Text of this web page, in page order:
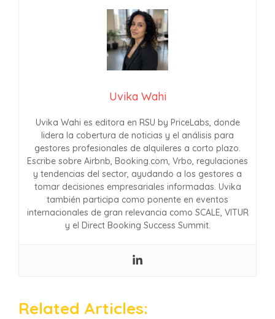
Uvika Wahi
Uvika Wahi es editora en RSU by PriceLabs, donde
lidera la cobertura de noticias y el análisis para
gestores profesionales de alquileres a corto plazo.
Escribe sobre Airbnb, Booking.com, Vrbo, regulaciones
y tendencias del sector, ayudando a los gestores a
tomar decisiones empresariales informadas. Uvika
también participa como ponente en eventos
internacionales de gran relevancia como SCALE, VITUR
y el Direct Booking Success Summit.
Related Articles: